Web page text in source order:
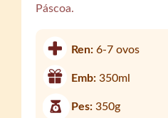
Páscoa.
Ren:6-7 ovos
Emb:350ml
Pes:350g